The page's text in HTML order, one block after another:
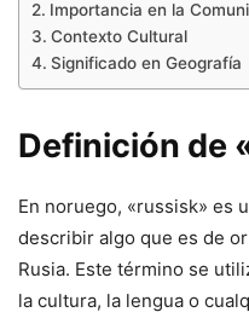
Importancia en la
Contexto Cultural
Significado en Geografía
Definición de
En noruego, «russisk» es
describir algo que es de
Rusia. Este término se
la cultura, la lengua o